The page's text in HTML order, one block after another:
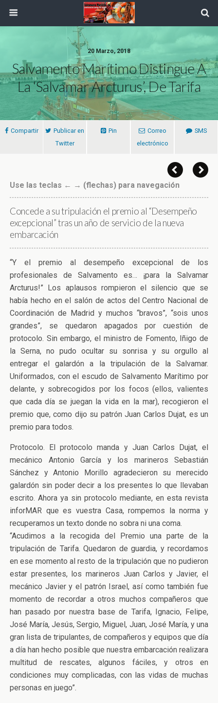
20 Marzo, 2018
Salvamento Marítimo Distingue A
La ‘Salvamar Arcturus’, De Tarifa
Compartir
Publicar en
Twitter
Pin
Correo
electrónico
SMS
Use las teclas ← → (flechas) para navegación
Concede a su tripulación el premio al “Desempeño
excepcional” tras un año de servicio de la nueva
embarcación
“Y el premio al desempeño excepcional de los
profesionales de Salvamento es… ¡para la Salvamar
Arcturus!” Los aplausos rompieron el silencio que se
había hecho en el salón de actos del Centro Nacional de
Coordinación de Madrid y muchos “bravos”, “sois unos
grandes”, se quedaron apagados por cuestión de
protocolo. Sin embargo, el ministro de Fomento, Iñigo de
la Serna, no pudo ocultar su sonrisa y su orgullo al
entregar el galardón a la tripulación de la Salvamar.
Uniformados, con el escudo de Salvamento Marítimo por
delante, y sobrecogidos por los focos (ellos, valientes
que cada día se juegan la vida en la mar), recogieron el
premio que, como dijo su patrón Juan Carlos Dujat, es un
premio para todos.
Protocolo. El protocolo manda y Juan Carlos Dujat, el
mecánico Antonio García y los marineros Sebastián
Sánchez y Antonio Morillo agradecieron su merecido
galardón sin poder decir a los presentes lo que llevaban
escrito. Ahora ya sin protocolo mediante, en esta revista
inforMAR que es vuestra Casa, rompemos la norma y
recuperamos un texto donde no sobra ni una coma.
“Acudimos a la recogida del Premio una parte de la
tripulación de Tarifa. Quedaron de guardia, y recordamos
en ese momento al resto de la tripulación que no pudieron
estar presentes, los marineros Juan Carlos y Javier, el
mecánico Javier y el patrón Israel, así como también fue
momento de recordar a otros muchos compañeros que
han pasado por nuestra base de Tarifa, Ignacio, Felipe,
José María, Jesús, Sergio, Miguel, Juan, José María, y una
gran lista de tripulantes, de compañeros y equipos que día
a día han hecho posible que nuestra embarcación realizara
multitud de rescates, algunos fáciles, y otros en
condiciones muy complicadas, con las vidas de muchas
personas en juego”.